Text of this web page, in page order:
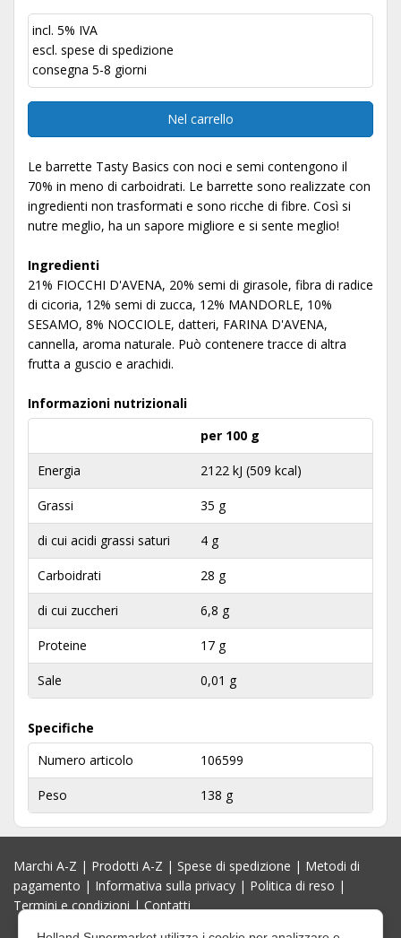
incl. 5% IVA
escl. spese di spedizione
consegna 5-8 giorni
Nel carrello
Le barrette Tasty Basics con noci e semi contengono il
70% in meno di carboidrati. Le barrette sono realizzate con
ingredienti non trasformati e sono ricche di fibre. Così si
nutre meglio, ha un sapore migliore e si sente meglio!
Ingredienti
21% FIOCCHI D'AVENA, 20% semi di girasole, fibra di radice
di cicoria, 12% semi di zucca, 12% MANDORLE, 10%
SESAMO, 8% NOCCIOLE, datteri, FARINA D'AVENA,
cannella, aroma naturale. Può contenere tracce di altra
frutta a guscio e arachidi.
Informazioni nutrizionali
per 100 g
Energia 2122 kJ (509 kcal)
Grassi 35 g
di cui acidi grassi saturi 4 g
Carboidrati 28 g
di cui zuccheri 6,8 g
Proteine 17 g
Sale 0,01 g
Specifiche
Numero articolo
106599
Peso 138 g
Marchi A-Z | Prodotti A-Z | Spese di spedizione | Metodi di
pagamento | Informativa sulla privacy | Politica di reso |
Termini e condizioni|Contatti